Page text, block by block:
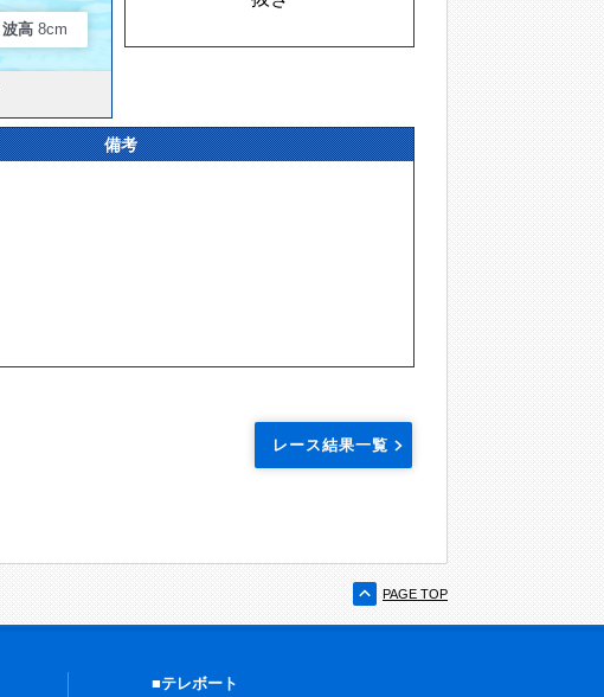
波高 8cm
備考
レース結果一覧
PAGE TOP
■テレボート